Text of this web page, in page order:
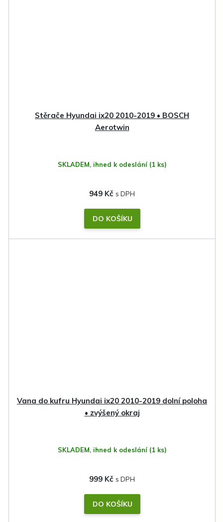
Stěrače Hyundai ix20 2010-2019 • BOSCH
Aerotwin
SKLADEM, ihned k odeslání (1 ks)
949 Kč
DO KOŠÍKU
Vana do kufru Hyundai ix20 2010-2019 dolní poloha
• zvýšený okraj
SKLADEM, ihned k odeslání (1 ks)
999 Kč
DO KOŠÍKU